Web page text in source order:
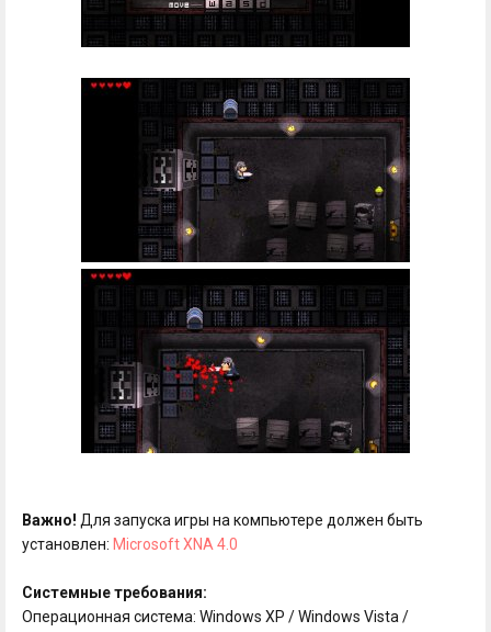
Важно! Для запуска игры на компьютере должен быть
установлен: Microsoft XNA 4.0
Системные требования:
Операционная система: Windows XP / Windows Vista /